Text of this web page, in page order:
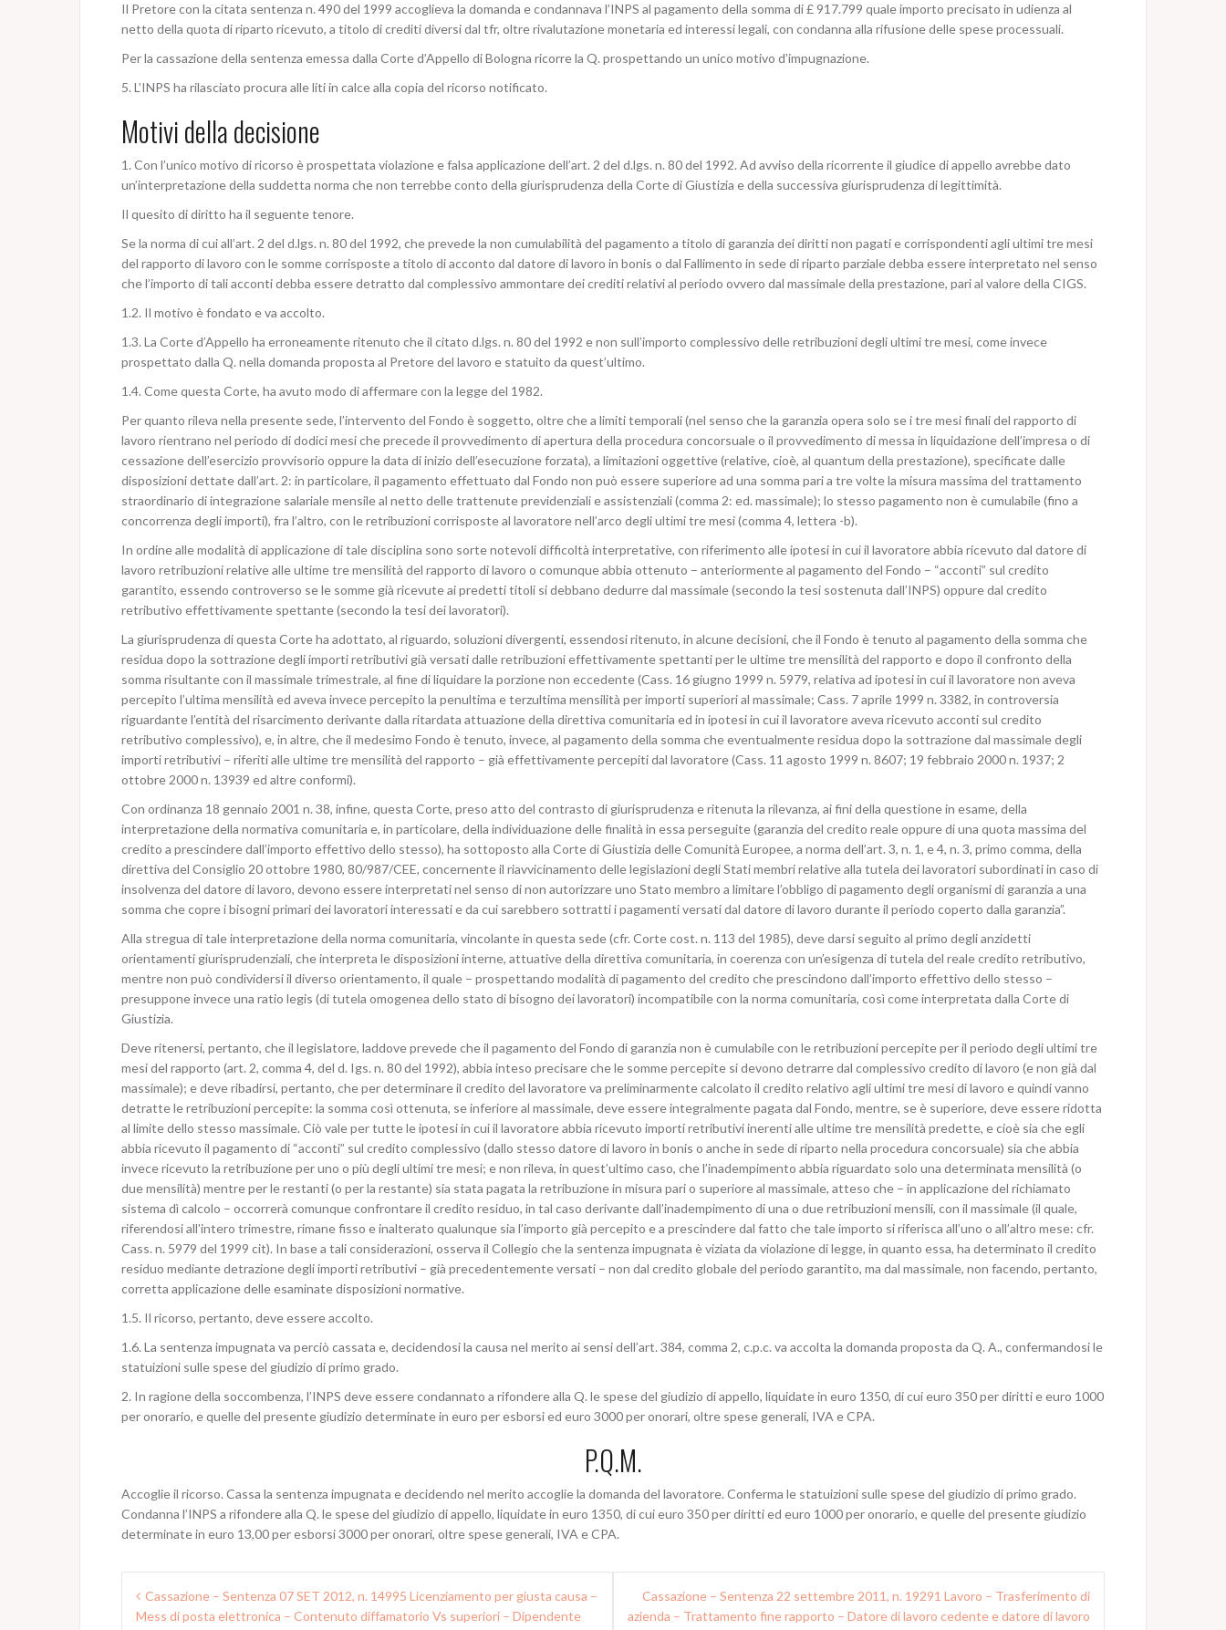
Il Pretore con la citata sentenza n. 490 del 1999 accoglieva la domanda e condannava l’INPS al pagamento della somma di £ 917.799 quale importo precisato in udienza al
netto della quota di riparto ricevuto, a titolo di crediti diversi dal tfr, oltre rivalutazione monetaria ed interessi legali, con condanna alla rifusione delle spese processuali.
Per la cassazione della sentenza emessa dalla Corte d’Appello di Bologna ricorre la Q. prospettando un unico motivo d’impugnazione.
5. L’INPS ha rilasciato procura alle liti in calce alla copia del ricorso notificato.
Motivi della decisione
1. Con l’unico motivo di ricorso è prospettata violazione e falsa applicazione dell’art. 2 del d.lgs. n. 80 del 1992. Ad avviso della ricorrente il giudice di appello avrebbe dato
un’interpretazione della suddetta norma che non terrebbe conto della giurisprudenza della Corte di Giustizia e della successiva giurisprudenza di legittimità.
Il quesito di diritto ha il seguente tenore.
Se la norma di cui all’art. 2 del d.lgs. n. 80 del 1992, che prevede la non cumulabilità del pagamento a titolo di garanzia dei diritti non pagati e corrispondenti agli ultimi tre mesi
del rapporto di lavoro con le somme corrisposte a titolo di acconto dal datore di lavoro in bonis o dal Fallimento in sede di riparto parziale debba essere interpretato nel senso
che l’importo di tali acconti debba essere detratto dal complessivo ammontare dei crediti relativi al periodo ovvero dal massimale della prestazione, pari al valore della CIGS.
1.2. Il motivo è fondato e va accolto.
1.3. La Corte d’Appello ha erroneamente ritenuto che il citato d.lgs. n. 80 del 1992 e non sull’importo complessivo delle retribuzioni degli ultimi tre mesi, come invece
prospettato dalla Q. nella domanda proposta al Pretore del lavoro e statuito da quest’ultimo.
1.4. Come questa Corte, ha avuto modo di affermare con la legge del 1982.
Per quanto rileva nella presente sede, l’intervento del Fondo è soggetto, oltre che a limiti temporali (nel senso che la garanzia opera solo se i tre mesi finali del rapporto di
lavoro rientrano nel periodo di dodici mesi che precede il provvedimento di apertura della procedura concorsuale o il provvedimento di messa in liquidazione dell’impresa o di
cessazione dell’esercizio provvisorio oppure la data di inizio dell’esecuzione forzata), a limitazioni oggettive (relative, cioè, al quantum della prestazione), specificate dalle
disposizioni dettate dall’art. 2: in particolare, il pagamento effettuato dal Fondo non può essere superiore ad una somma pari a tre volte la misura massima del trattamento
straordinario di integrazione salariale mensile al netto delle trattenute previdenziali e assistenziali (comma 2: ed. massimale); lo stesso pagamento non è cumulabile (fino a
concorrenza degli importi), fra l’altro, con le retribuzioni corrisposte al lavoratore nell’arco degli ultimi tre mesi (comma 4, lettera -b).
In ordine alle modalità di applicazione di tale disciplina sono sorte notevoli difficoltà interpretative, con riferimento alle ipotesi in cui il lavoratore abbia ricevuto dal datore di
lavoro retribuzioni relative alle ultime tre mensilità del rapporto di lavoro o comunque abbia ottenuto – anteriormente al pagamento del Fondo – “acconti” sul credito
garantito, essendo controverso se le somme già ricevute ai predetti titoli si debbano dedurre dal massimale (secondo la tesi sostenuta dall’INPS) oppure dal credito
retributivo effettivamente spettante (secondo la tesi dei lavoratori).
La giurisprudenza di questa Corte ha adottato, al riguardo, soluzioni divergenti, essendosi ritenuto, in alcune decisioni, che il Fondo è tenuto al pagamento della somma che
residua dopo la sottrazione degli importi retributivi già versati dalle retribuzioni effettivamente spettanti per le ultime tre mensilità del rapporto e dopo il confronto della
somma risultante con il massimale trimestrale, al fine di liquidare la porzione non eccedente (Cass. 16 giugno 1999 n. 5979, relativa ad ipotesi in cui il lavoratore non aveva
percepito l’ultima mensilità ed aveva invece percepito la penultima e terzultima mensilità per importi superiori al massimale; Cass. 7 aprile 1999 n. 3382, in controversia
riguardante l’entità del risarcimento derivante dalla ritardata attuazione della direttiva comunitaria ed in ipotesi in cui il lavoratore aveva ricevuto acconti sul credito
retributivo complessivo), e, in altre, che il medesimo Fondo è tenuto, invece, al pagamento della somma che eventualmente residua dopo la sottrazione dal massimale degli
importi retributivi – riferiti alle ultime tre mensilità del rapporto – già effettivamente percepiti dal lavoratore (Cass. 11 agosto 1999 n. 8607; 19 febbraio 2000 n. 1937; 2
ottobre 2000 n. 13939 ed altre conformi).
Con ordinanza 18 gennaio 2001 n. 38, infine, questa Corte, preso atto del contrasto di giurisprudenza e ritenuta la rilevanza, ai fini della questione in esame, della
interpretazione della normativa comunitaria e, in particolare, della individuazione delle finalità in essa perseguite (garanzia del credito reale oppure di una quota massima del
credito a prescindere dall’importo effettivo dello stesso), ha sottoposto alla Corte di Giustizia delle Comunità Europee, a norma dell’art. 3, n. 1, e 4, n. 3, primo comma, della
direttiva del Consiglio 20 ottobre 1980, 80/987/CEE, concernente il riavvicinamento delle legislazioni degli Stati membri relative alla tutela dei lavoratori subordinati in caso di
insolvenza del datore di lavoro, devono essere interpretati nel senso di non autorizzare uno Stato membro a limitare l’obbligo di pagamento degli organismi di garanzia a una
somma che copre i bisogni primari dei lavoratori interessati e da cui sarebbero sottratti i pagamenti versati dal datore di lavoro durante il periodo coperto dalla garanzia”.
Alla stregua di tale interpretazione della norma comunitaria, vincolante in questa sede (cfr. Corte cost. n. 113 del 1985), deve darsi seguito al primo degli anzidetti
orientamenti giurisprudenziali, che interpreta le disposizioni interne, attuative della direttiva comunitaria, in coerenza con un’esigenza di tutela del reale credito retributivo,
mentre non può condividersi il diverso orientamento, il quale – prospettando modalità di pagamento del credito che prescindono dall’importo effettivo dello stesso –
presuppone invece una ratio legis (di tutela omogenea dello stato di bisogno dei lavoratori) incompatibile con la norma comunitaria, così come interpretata dalla Corte di
Giustizia.
Deve ritenersi, pertanto, che il legislatore, laddove prevede che il pagamento del Fondo di garanzia non è cumulabile con le retribuzioni percepite per il periodo degli ultimi tre
mesi del rapporto (art. 2, comma 4, del d. Igs. n. 80 del 1992), abbia inteso precisare che le somme percepite si devono detrarre dal complessivo credito di lavoro (e non già dal
massimale); e deve ribadirsi, pertanto, che per determinare il credito del lavoratore va preliminarmente calcolato il credito relativo agli ultimi tre mesi di lavoro e quindi vanno
detratte le retribuzioni percepite: la somma così ottenuta, se inferiore al massimale, deve essere integralmente pagata dal Fondo, mentre, se è superiore, deve essere ridotta
al limite dello stesso massimale. Ciò vale per tutte le ipotesi in cui il lavoratore abbia ricevuto importi retributivi inerenti alle ultime tre mensilità predette, e cioè sia che egli
abbia ricevuto il pagamento di “acconti” sul credito complessivo (dallo stesso datore di lavoro in bonis o anche in sede di riparto nella procedura concorsuale) sia che abbia
invece ricevuto la retribuzione per uno o più degli ultimi tre mesi; e non rileva, in quest’ultimo caso, che l’inadempimento abbia riguardato solo una determinata mensilità (o
due mensilità) mentre per le restanti (o per la restante) sia stata pagata la retribuzione in misura pari o superiore al massimale, atteso che – in applicazione del richiamato
sistema dì calcolo – occorrerà comunque confrontare il credito residuo, in tal caso derivante dall’inadempimento di una o due retribuzioni mensili, con il massimale (il quale,
riferendosi all’intero trimestre, rimane fisso e inalterato qualunque sia l’importo già percepito e a prescindere dal fatto che tale importo si riferisca all’uno o all’altro mese: cfr.
Cass. n. 5979 del 1999 cit). In base a tali considerazioni, osserva il Collegio che la sentenza impugnata è viziata da violazione di legge, in quanto essa, ha determinato il credito
residuo mediante detrazione degli importi retributivi – già precedentemente versati – non dal credito globale del periodo garantito, ma dal massimale, non facendo, pertanto,
corretta applicazione delle esaminate disposizioni normative.
1.5. Il ricorso, pertanto, deve essere accolto.
1.6. La sentenza impugnata va perciò cassata e, decidendosi la causa nel merito ai sensi dell’art. 384, comma 2, c.p.c. va accolta la domanda proposta da Q. A., confermandosi le
statuizioni sulle spese del giudizio di primo grado.
2. In ragione della soccombenza, l’INPS deve essere condannato a rifondere alla Q. le spese del giudizio di appello, liquidate in euro 1350, di cui euro 350 per diritti e euro 1000
per onorario, e quelle del presente giudizio determinate in euro per esborsi ed euro 3000 per onorari, oltre spese generali, IVA e CPA.
P.Q.M.
Accoglie il ricorso. Cassa la sentenza impugnata e decidendo nel merito accoglie la domanda del lavoratore. Conferma le statuizioni sulle spese del giudizio di primo grado.
Condanna l’INPS a rifondere alla Q. le spese del giudizio di appello, liquidate in euro 1350, di cui euro 350 per diritti ed euro 1000 per onorario, e quelle del presente giudizio
determinate in euro 13,00 per esborsi 3000 per onorari, oltre spese generali, IVA e CPA.
Cassazione – Sentenza 07 SET 2012, n. 14995 Licenziamento per giusta causa –
Mess di posta elettronica – Contenuto diffamatorio Vs superiori – Dipendente
Cassazione – Sentenza 22 settembre 2011, n. 19291 Lavoro – Trasferimento di
azienda – Trattamento fine rapporto – Datore di lavoro cedente e datore di lavoro